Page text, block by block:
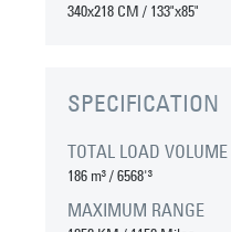
340x218 CM / 133"x85"
SPECIFICATION
TOTAL LOAD VOLUME
186 m³/6568'³
MAXIMUM RANGE